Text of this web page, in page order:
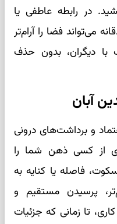
در رابطه عاطفی یا
می‌تواند فضا را آرام‌تر
با دیگران، بدون حذف
آبان
و برداشت‌های درونی
از کسی ذهن شما را
فاصله یا کنایه به
پرسیدن مستقیم و
تا زمانی که جزئیات